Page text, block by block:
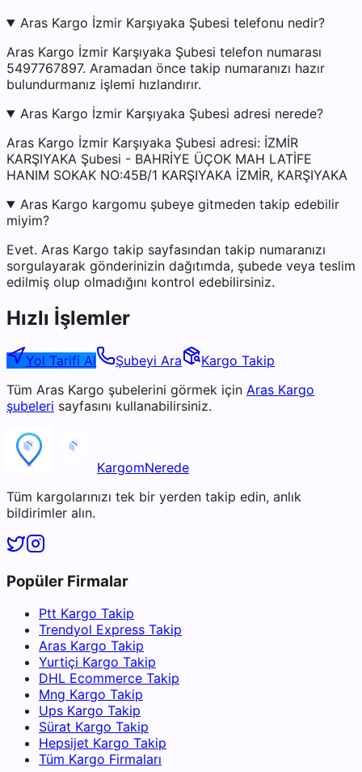
Aras Kargo İzmir Karşıyaka Şubesi telefonu nedir?
Aras Kargo İzmir Karşıyaka Şubesi telefon numarası
5497767897. Aramadan önce takip numaranızı hazır
bulundurmanız işlemi hızlandırır.
Aras Kargo İzmir Karşıyaka Şubesi adresi nerede?
Aras Kargo İzmir Karşıyaka Şubesi adresi: İZMİR
KARŞIYAKA Şubesi - BAHRİYE ÜÇOK MAH LATİFE
HANIM SOKAK NO:45B/1 KARŞIYAKA İZMİR, KARŞIYAKA
Aras Kargo kargomu şubeye gitmeden takip edebilir
miyim?
Evet. Aras Kargo takip sayfasından takip numaranızı
sorgulayarak gönderinizin dağıtımda, şubede veya teslim
edilmiş olup olmadığını kontrol edebilirsiniz.
Hızlı İşlemler
Yol Tarifi Al Şubeyi Ara
Kargo Takip
Tüm Aras Kargo şubelerini görmek için Aras Kargo
şubeleri sayfasını kullanabilirsiniz.
KargomNerede
Tüm kargolarınızı tek bir yerden takip edin, anlık
bildirimler alın.
Popüler Firmalar
Ptt Kargo Takip
Trendyol Express Takip
Aras Kargo Takip
Yurtiçi Kargo Takip
DHL Ecommerce Takip
Mng Kargo Takip
Ups Kargo Takip
Sürat Kargo Takip
Hepsijet Kargo Takip
Tüm Kargo Firmaları